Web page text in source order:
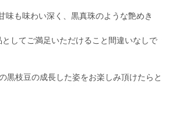
味も味わい深く、黒真珠のような艶めき
してご満足いただけること間違いなしで
黒枝豆の成長した姿をお楽しみ頂けたらと